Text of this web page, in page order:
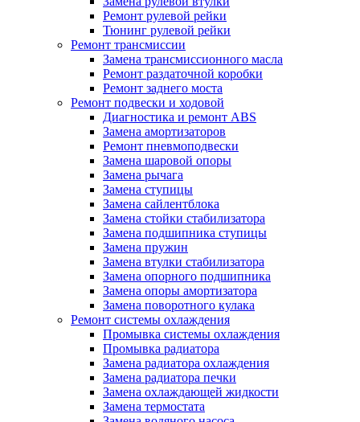
Ремонт рулевой рейки
Тюнинг рулевой рейки
Ремонт трансмиссии
Замена трансмиссионного масла
Ремонт раздаточной коробки
Ремонт заднего моста
Ремонт подвески и ходовой
Диагностика и ремонт ABS
Замена амортизаторов
Ремонт пневмоподвески
Замена шаровой опоры
Замена рычага
Замена ступицы
Замена сайлентблока
Замена стойки стабилизатора
Замена подшипника ступицы
Замена пружин
Замена втулки стабилизатора
Замена опорного подшипника
Замена опоры амортизатора
Замена поворотного кулака
Ремонт системы охлаждения
Промывка системы охлаждения
Промывка радиатора
Замена радиатора охлаждения
Замена радиатора печки
Замена охлаждающей жидкости
Замена термостата